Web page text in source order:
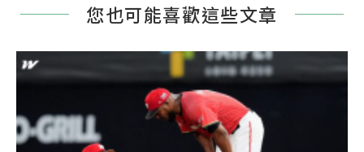
您也可能喜歡這些文章